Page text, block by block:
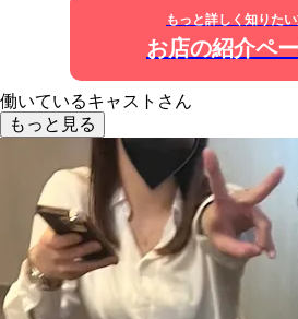
もっと詳しく知りた
お店の紹介ペ
働いているキャストさん
もっと見る